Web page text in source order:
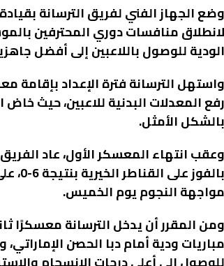
وضع الجهاز الفني لفريق الترسانة
لانطلاق منافسات دوري المحترفين
الودية للوصول باللاعبين إلى أفضل
واستهل الترسانة فترة الإعداد بإقامة
رفع المعدلات البدنية للاعبين، حيث خاض
بالشكل الأمثل.
وعقب انتهاء المعسكر الأول، عاد
مواجهة النجوم يوم الخميس.
ومن المقرر أن يدخل الترسانة معسكرًا
مباريات ودية أمام دبا الحصن